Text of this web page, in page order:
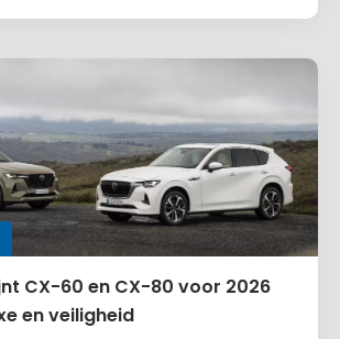
CX-60 en CX-80 voor 2026
en veiligheid